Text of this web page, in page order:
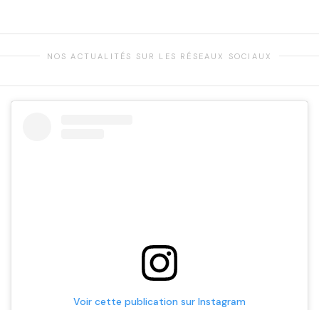
NOS ACTUALITÉS SUR LES RÉSEAUX SOCIAUX
Voir cette publication sur Instagram